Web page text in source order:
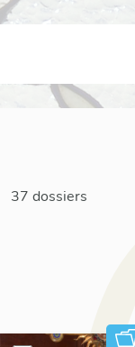
37 dossiers